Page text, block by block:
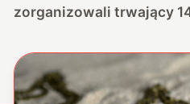
zorganizowali trwający